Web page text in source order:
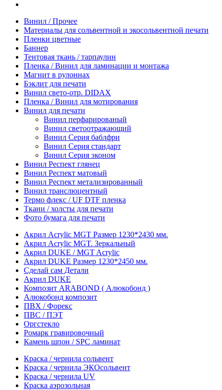
Винил / Прочее
Материалы для сольвентной и экосольвентной печати
Пленки цветные
Баннер
Тентовая ткань / тарпаулин
Пленка / Винил для ламинации и монтажа
Магнит в рулоннах
Бэклит для печати
Винил свето-отр. DIDAX
Пленка / Винил для мотирования
Винил для печати
Винил перфарированый
Винил светоотражающий
Винил Серия баблфри
Винил Серия стандарт
Винил Серия эконом
Винил Респект глянец
Винил Респект матовый
Винил Респект метализированный
Винил транслюцентный
Термо флекс / UF DTF пленка
Ткани / холсты для печати
Фото бумага для печати
Акрил Acrylic MGT Размер 1230*2430 мм.
Акрил Acrylic MGT. Зеркальный
Акрил DUKE / MGT Acrylic
Акрил DUKE Размер 1230*2450 мм.
Сделай сам Детали
Акрил DUKE
Композит ARABOND ( Алюкобонд )
Алюкобонд композит
ПВХ / Форекс
ПВС / ПЭТ
Оргстекло
Ромарк гравировочный
Камень шпон / SPC ламинат
Краска / чернила сольвент
Краска / чернила ЭКОсольвент
Краска / чернила UV
Краска аэрозольная